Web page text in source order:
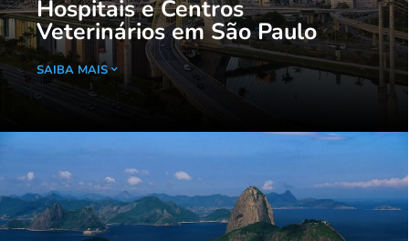
Hospitais e Centros
Veterinários em São Paulo
SAIBA MAIS